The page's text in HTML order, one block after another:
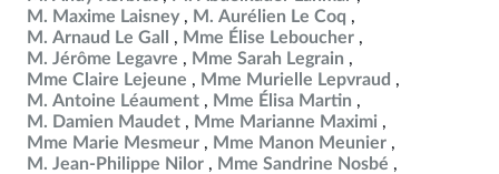
M. Maxime Laisney
M. Aurélien Le Coq
M. Arnaud Le Gall
Mme Élise Leboucher
M. Jérôme Legavre
Mme Sarah Legrain
Mme Claire Lejeune
Mme Murielle Lepvraud
M. Antoine Léaument
Mme Élisa Martin
M. Damien Maudet
Mme Marianne Maximi
Mme Marie Mesmeur
Mme Manon Meunier
M. Jean-Philippe Nilor
Mme Sandrine Nosbé